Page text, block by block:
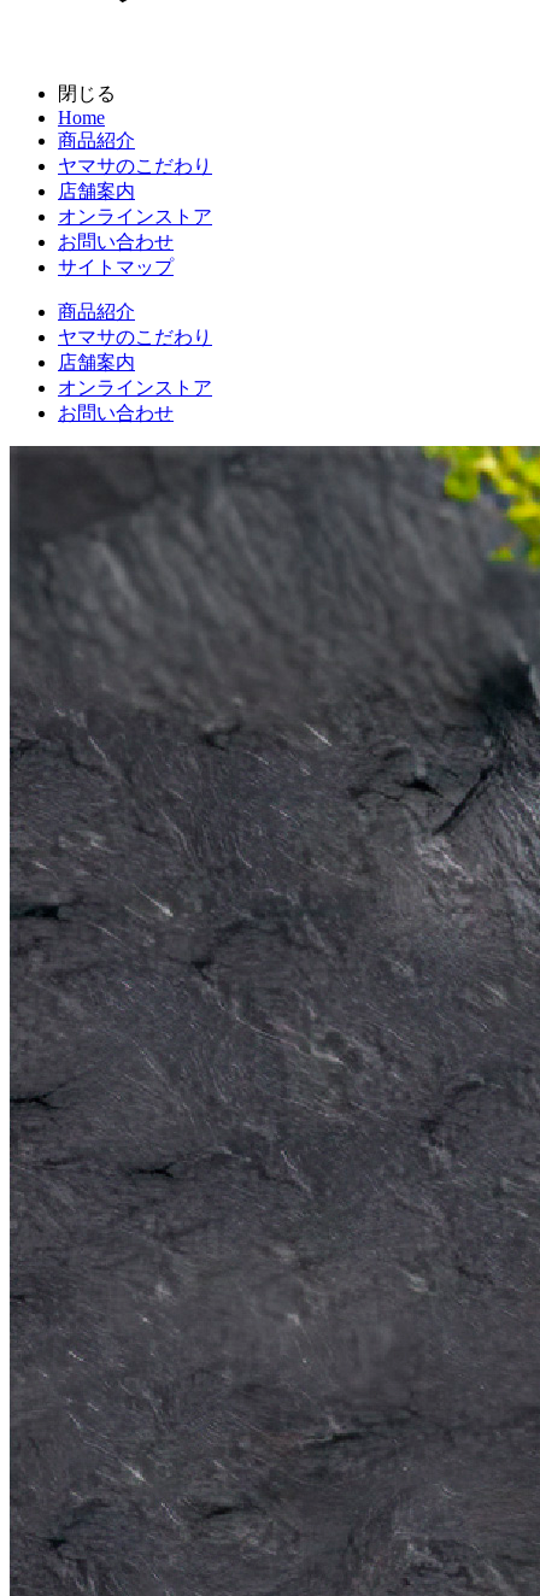
閉じる
Home
商品紹介
ヤマサのこだわり
店舗案内
オンラインストア
お問い合わせ
サイトマップ
商品紹介
ヤマサのこだわり
店舗案内
オンラインストア
お問い合わせ